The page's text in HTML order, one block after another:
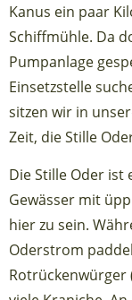
Kanus ein paar
Schiffmühle. Da
Pumpanlage
Einsetzstelle
sitzen wir in
Zeit, die Stille
Die Stille Oder ist
Gewässer mit
hier zu sein.
Oderstrom